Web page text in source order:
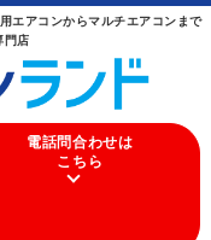
エアコンからマルチエアコンまで
門店
電話問合わせは
こちら